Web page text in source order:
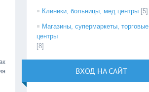
Клиники, больницы, мед центры [5]
Магазины, супермаркеты, торговые
центры
[8]
ВХОД НА САЙТ